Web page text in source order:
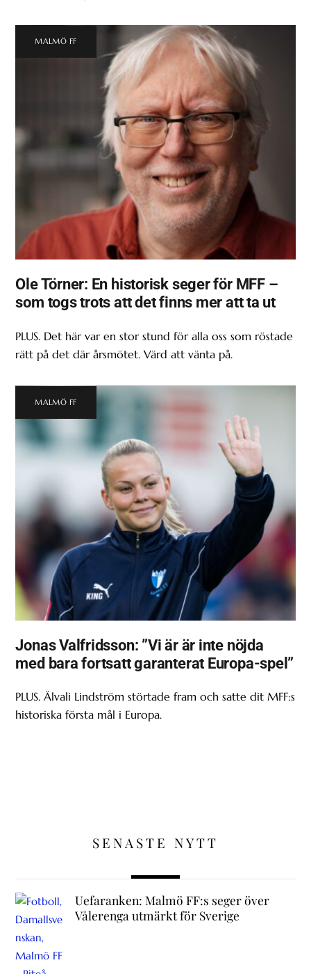
MALMÖ FF
Ole Törner: En historisk seger för MFF –
som togs trots att det finns mer att ta ut
PLUS. Det här var en stor stund för alla oss som röstade
rätt på det där årsmötet. Värd att vänta på.
MALMÖ FF
Jonas Valfridsson: ”Vi är är inte nöjda
med bara fortsatt garanterat Europa-spel”
PLUS. Älvali Lindström störtade fram och satte dit MFF:s
historiska första mål i Europa.
SENASTE NYTT
Uefaranken: Malmö FF:s seger över
Vålerenga utmärkt för Sverige